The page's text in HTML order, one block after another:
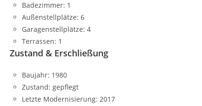
Badezimmer: 1
Außenstellplätze: 6
Garagenstellplätze: 4
Terrassen: 1
Zustand & Erschließung
Baujahr: 1980
Zustand: gepflegt
Letzte Modernisierung: 2017